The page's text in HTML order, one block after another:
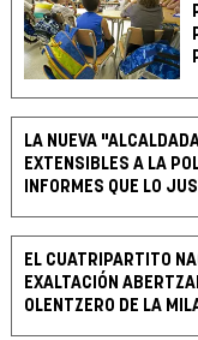
LA NUEVA
EXTENSIBLES A LA
INFORMES QUE LO
EL CUATRIPARTITO
EXALTACIÓN
OLENTZERO DE LA